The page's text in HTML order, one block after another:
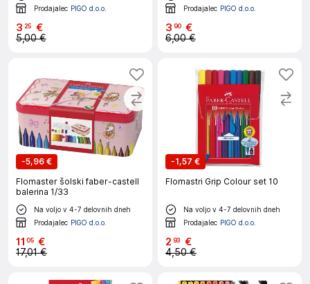
Prodajalec PIGO d.o.o.
3 25 €
5,00 €
Prodajalec PIGO d.o.o.
3 90 €
6,00 €
-5,96 €
Flomaster šolski faber-castell
balerina 1/33
Na voljo v 4-7 delovnih dneh
Prodajalec PIGO d.o.o.
11 05 €
17,01 €
-1,57 €
Flomastri Grip Colour set 10
Na voljo v 4-7 delovnih dneh
Prodajalec PIGO d.o.o.
2 93 €
4,50 €